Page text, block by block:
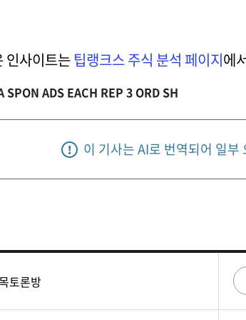
인사이트는 팁랭크스 주식 분석 페이지에
SPON ADS EACH REP 3 ORD SH
이 기사는 AI로 번역되어 일
토론방